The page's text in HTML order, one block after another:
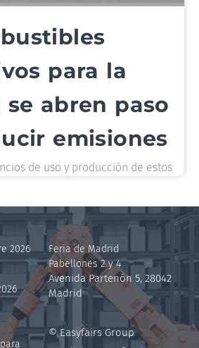
para la
abren paso
emisiones
de uso y producción de estos
2026
Feria de Madrid
Pabellones 2 y 4
Avenida Partenón 5, 28042
Madrid
© Easyfairs Group